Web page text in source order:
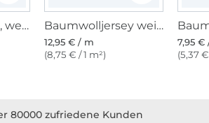
Bündchen glatt, weiß Baumwolljersey weiß
12,95 € / m
(8,75 € / 1 m²)
7,95 €
(5,37